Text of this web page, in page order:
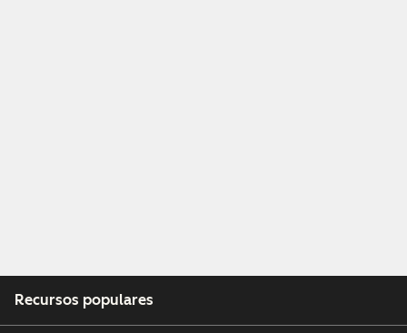
Recursos populares